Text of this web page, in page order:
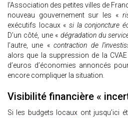
l’Association des petites villes de
nouveau gouvernement sur les «
exécutifs locaux « si la conjoncture
D’un côté, une « dégradation du
l’autre, une «contraction de
alors que la suppression de la
d’euros d’économies annoncés
encore compliquer la situation.
Visibilité financière «
Si les budgets locaux ont jusqu’ici